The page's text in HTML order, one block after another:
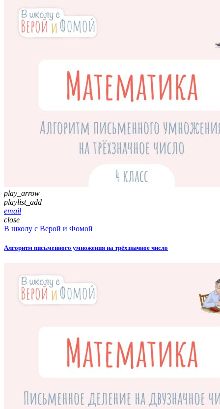
play_arrow
playlist_add
email
close
В школу с Верой и Фомой
Алгоритм письменного умножения на трёхзначное число